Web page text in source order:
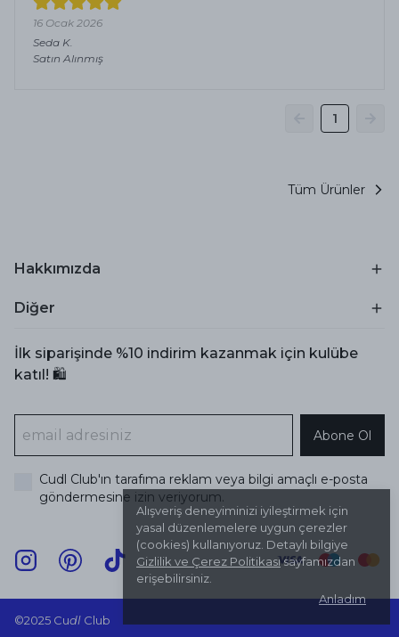
Alışveriş deneyiminizi iyileştirmek için
yasal düzenlemelere uygun çerezler
(cookies) kullanıyoruz. Detaylı bilgiye
Gizlilik ve Çerez Politikasısayfamızdan
erişebilirsiniz.
Anladım
16 Ocak 2026
Seda K.
Satın Alınmış
1
Tüm Ürünler
Hakkımızda
Diğer
İlk siparişinde %10 indirim kazanmak için kulübe
katıl! 🛍️
Abone Ol
Cudl Club'ın tarafıma reklam veya bilgi amaçlı e-posta
göndermesine izin veriyorum.
©2025 Cudl Club